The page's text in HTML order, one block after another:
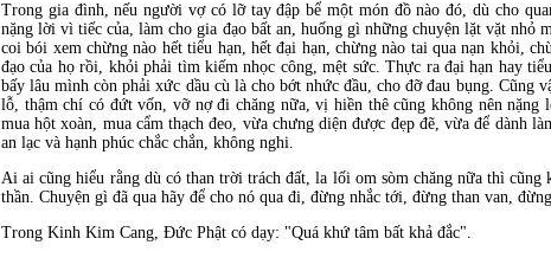
Trong gia đình, nếu người vợ có lỡ tay đập bể một món đồ nào đó, dù cho
nặng lời vì tiếc của, làm cho gia đạo bất an, huống gì những chuyện lặt vặt
coi bói xem chừng nào hết tiểu hạn, hết đại hạn, chừng nào tai qua nạn khỏi,
đạo của họ rồi, khỏi phải tìm kiếm nhọc công, mệt sức. Thực ra đại hạn hay
bấy lâu mình còn phải xức dầu cù là cho bớt nhức đầu, cho đỡ đau bụng. Cũng
lỗ, thậm chí có đứt vốn, vỡ nợ đi chăng nữa, vị hiền thê cũng không nên
mua hột xoàn, mua cẩm thạch đeo, vừa chưng diện được đẹp đẽ, vừa để dành
an lạc và hạnh phúc chắc chắn, không nghi.
Ai ai cũng hiểu rằng dù có than trời trách đất, la lối om sòm chăng nữa thì
thần. Chuyện gì đã qua hãy để cho nó qua đi, đừng nhắc tới, đừng than van,
Trong Kinh Kim Cang, Đức Phật có dạy: "Quá khứ tâm bất khả đắc".